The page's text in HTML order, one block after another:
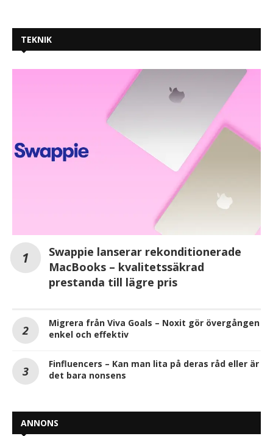
TEKNIK
Swappie lanserar rekonditionerade
MacBooks – kvalitetssäkrad
prestanda till lägre pris
Migrera från Viva Goals – Noxit gör övergången
enkel och effektiv
Finfluencers – Kan man lita på deras råd eller är
det bara nonsens
ANNONS